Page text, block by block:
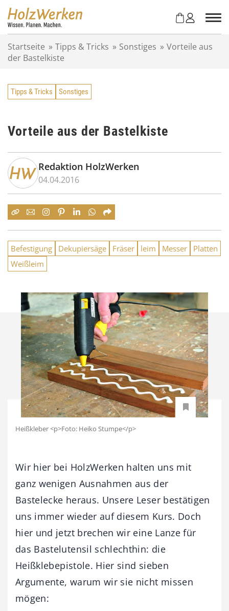
Startseite » Tipps & Tricks » Sonstiges » Vorteile aus
der Bastelkiste
Tipps & Tricks Sonstiges
Vorteile aus der Bastelkiste
Redaktion HolzWerken
04.04.2016
Befestigung Dekupiersäge Fräser leim Messer
Platten
Weißleim
Heißkleber <p>Foto: Heiko Stumpe</p>
Wir hier bei HolzWerken halten uns mit
ganz wenigen Ausnahmen aus der
Bastelecke heraus. Unsere Leser bestätigen
uns immer wieder auf diesem Kurs. Doch
hier und jetzt brechen wir eine Lanze für
das Bastelutensil schlechthin: die
Heißklebepistole. Hier sind sieben
Argumente, warum wir sie nicht missen
mögen: